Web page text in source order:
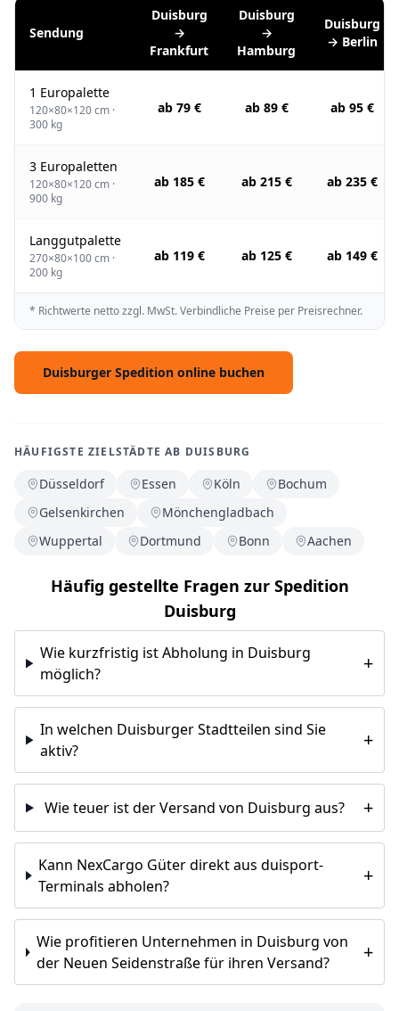
Sendung
Duisburg
→
Frankfurt
Duisburg
→
Hamburg
Duisburg
→ Berlin
1 Europalette
120×80×120 cm ·
300 kg
ab 79 € ab 89 € ab 95 €
3 Europaletten
120×80×120 cm ·
900 kg
ab 185 € ab 215 € ab 235 €
Langgutpalette
270×80×100 cm ·
200 kg
ab 119 € ab 125 € ab 149 €
* Richtwerte netto zzgl. MwSt. Verbindliche Preise per Preisrechner.
Duisburger Spedition online buchen
HÄUFIGSTE ZIELSTÄDTE AB DUISBURG
Düsseldorf Essen Köln
Bochum
Gelsenkirchen
Mönchengladbach
Wuppertal
Dortmund Bonn Aachen
Häufig gestellte Fragen zur Spedition
Duisburg
Wie kurzfristig ist Abholung in Duisburg
möglich?
+
In welchen Duisburger Stadtteilen sind Sie
aktiv?
+
Wie teuer ist der Versand von Duisburg aus? +
Kann NexCargo Güter direkt aus duisport-
Terminals abholen?
+
Wie profitieren Unternehmen in Duisburg von
der Neuen Seidenstraße für ihren Versand?
+